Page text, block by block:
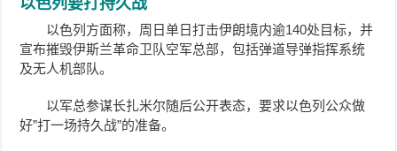
以色列方面称，周日单日打击伊朗境内逾140处目标，并
宣布摧毁伊斯兰革命卫队空军总部，包括弹道导弹指挥系统
及无人机部队。
以军总参谋长扎米尔随后公开表态，要求以色列公众做
好”打一场持久战”的准备。